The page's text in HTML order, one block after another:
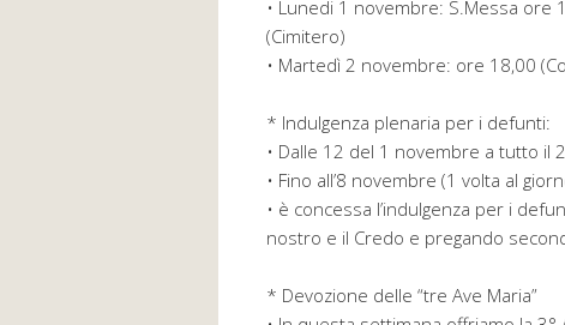
• Lunedi 1 novembre: S.Messa ore
(Cimitero)
• Martedì 2 novembre: ore 18,00
* Indulgenza plenaria per i defunti:
• Dalle 12 del 1 novembre a tutto il
• Fino all’8 novembre (1 volta al
• è concessa l’indulgenza per i
nostro e il Credo e pregando
* Devozione delle “tre Ave Maria”